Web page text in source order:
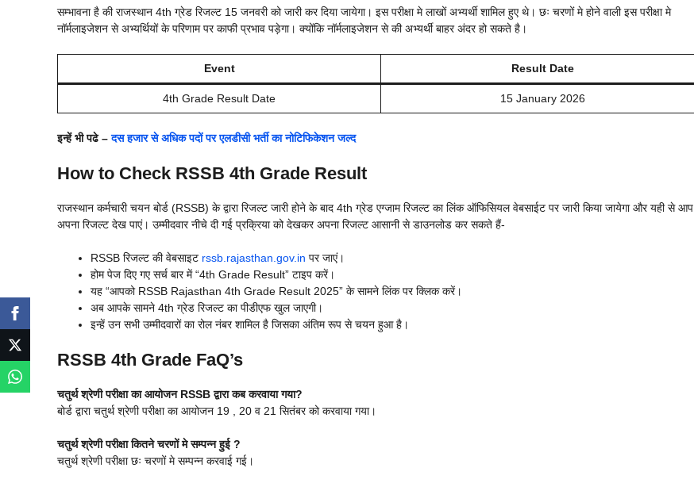
सम्भावना है की राजस्थान 4th ग्रेड रिजल्ट 15 जनवरी को जारी कर दिया जायेगा। इस परीक्षा मे लाखों अभ्यर्थी शामिल हुए थे। छः चरणों मे होने वाली इस परीक्षा मे
नॉर्मलाइजेशन से अभ्यर्थियों के परिणाम पर काफी प्रभाव पड़ेगा। क्योंकि नॉर्मलाइजेशन से की अभ्यर्थी बाहर अंदर हो सकते है।
Event Result Date
4th Grade Result Date 15 January 2026
इन्हें भी पढे –दस हजार से अधिक पदों पर एलडीसी भर्ती का नोटिफिकेशन जल्द
How to Check RSSB 4th Grade Result
राजस्थान कर्मचारी चयन बोर्ड (RSSB) के द्वारा रिजल्ट जारी होने के बाद 4th ग्रेड एग्जाम रिजल्ट का लिंक ऑफिसियल वेबसाईट पर जारी किया जायेगा और यही से आप
अपना रिजल्ट देख पाएं। उम्मीदवार नीचे दी गई प्रक्रिया को देखकर अपना रिजल्ट आसानी से डाउनलोड कर सकते हैं-
RSSB रिजल्ट की वेबसाइट rssb.rajasthan.gov.in पर जाएं।
होम पेज दिए गए सर्च बार में “4th Grade Result” टाइप करें।
यह “आपको RSSB Rajasthan 4th Grade Result 2025” के सामने लिंक पर क्लिक करें।
अब आपके सामने 4th ग्रेड रिजल्ट का पीडीएफ खुल जाएगी।
इन्हें उन सभी उम्मीदवारों का रोल नंबर शामिल है जिसका अंतिम रूप से चयन हुआ है।
RSSB 4th Grade FaQ’s
चतुर्थ श्रेणी परीक्षा का आयोजन RSSB द्वारा कब करवाया गया?
बोर्ड द्वारा चतुर्थ श्रेणी परीक्षा का आयोजन 19 , 20 व 21 सितंबर को करवाया गया।
चतुर्थ श्रेणी परीक्षा कितने चरणों मे सम्पन्न हुई ?
चतुर्थ श्रेणी परीक्षा छः चरणों मे सम्पन्न करवाई गई।